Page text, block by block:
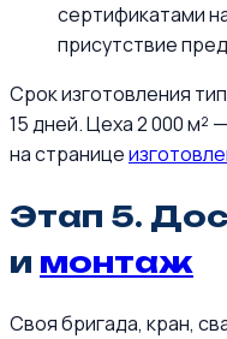
сертификатами
присутствие
Срок изготовления
15 дней. Цеха 2 000 м²
на странице
Этап 5.
и монтаж
Своя бригада, кран,